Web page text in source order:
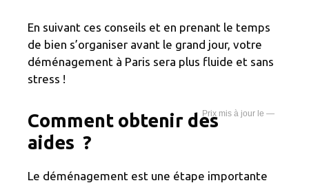
En suivant ces conseils et en prenant le temps
de bien s’organiser avant le grand jour, votre
déménagement à Paris sera plus fluide et sans
stress !
—
Comment obtenir des
aides ?
Le déménagement est une étape importante